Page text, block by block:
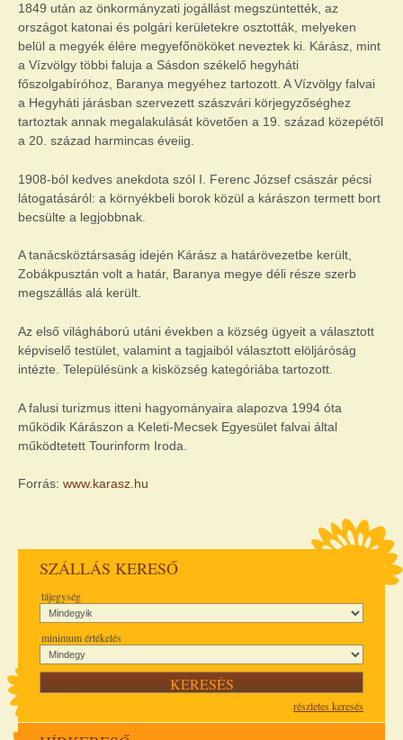
1849 után az önkormányzati jogállást megszüntették, az
országot katonai és polgári kerületekre osztották, melyeken
belül a megyék élére megyefőnököket neveztek ki. Kárász, mint
a Vízvölgy többi faluja a Sásdon székelő hegyháti
főszolgabíróhoz, Baranya megyéhez tartozott. A Vízvölgy falvai
a Hegyháti járásban szervezett szászvári körjegyzőséghez
tartoztak annak megalakulását követően a 19. század közepétől
a 20. század harmincas éveiig.
1908-ból kedves anekdota szól I. Ferenc József császár pécsi
látogatásáról: a környékbeli borok közül a kárászon termett bort
becsülte a legjobbnak.
A tanácsköztársaság idején Kárász a határövezetbe került,
Zobákpusztán volt a határ, Baranya megye déli része szerb
megszállás alá került.
Az első világháború utáni években a község ügyeit a választott
képviselő testület, valamint a tagjaiból választott elöljáróság
intézte. Településünk a kisközség kategóriába tartozott.
A falusi turizmus itteni hagyományaira alapozva 1994 óta
működik Kárászon a Keleti-Mecsek Egyesület falvai által
működtetett Tourinform Iroda.
Forrás: www.karasz.hu
SZÁLLÁS KERESŐ
tájegység
minimum értékelés
részletes keresés